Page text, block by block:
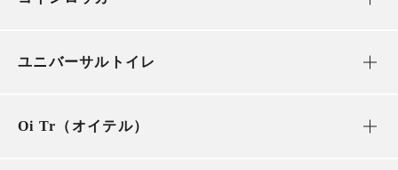
ユニバーサルトイレ
Oi Tr（オイテル）